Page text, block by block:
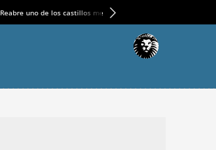
Reabre uno de los castillos medievales más espectaculares